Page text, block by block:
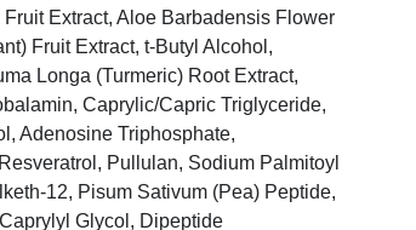
Extract, Aloe Barbadensis Flower
Fruit Extract, t-Butyl Alcohol,
Longa (Turmeric) Root Extract,
Caprylic/Capric Triglyceride,
Adenosine Triphosphate,
Pullulan, Sodium Palmitoyl
12, Pisum Sativum (Pea) Peptide,
Glycol, Dipeptide